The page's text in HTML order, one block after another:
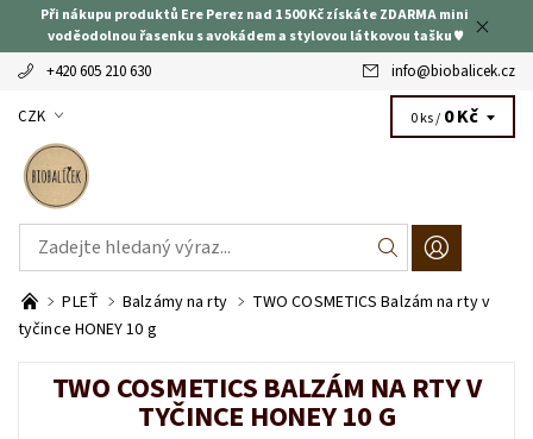
Při nákupu produktů Ere Perez nad 1 500 Kč získáte ZDARMA mini
voděodolnou řasenku s avokádem a stylovou látkovou tašku ♥
+420 605 210 630 info@biobalicek.cz
CZK 0 ks / 0 Kč
PLEŤ Balzámy na rty
TWO COSMETICS Balzám na rty v
tyčince HONEY 10 g
TWO COSMETICS BALZÁM NA RTY V
TYČINCE HONEY 10 G